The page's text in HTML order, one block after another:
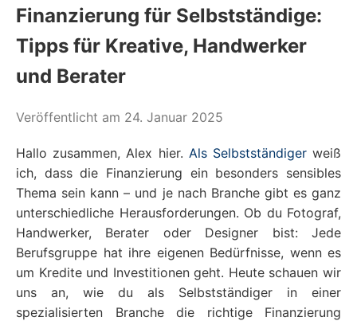
Finanzierung für Selbstständige:
Tipps für Kreative, Handwerker
und Berater
Veröffentlicht am 24. Januar 2025
Hallo zusammen, Alex hier. Als Selbstständigerweiß
ich, dass die Finanzierung ein besonders sensibles
Thema sein kann – und je nach Branche gibt es ganz
unterschiedliche Herausforderungen. Ob du Fotograf,
Handwerker, Berater oder Designer bist: Jede
Berufsgruppe hat ihre eigenen Bedürfnisse, wenn es
um Kredite und Investitionen geht. Heute schauen wir
uns an, wie du als Selbstständiger in einer
spezialisierten Branche die richtige Finanzierung